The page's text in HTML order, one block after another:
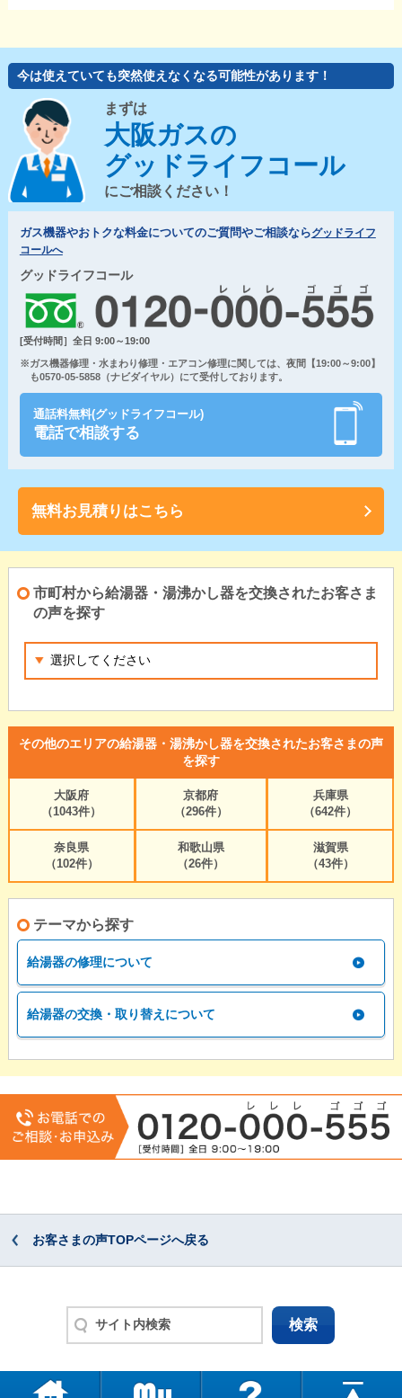
今は使えていても突然使えなくなる可能性があります！
まずは
大阪ガスの
グッドライフコール
にご相談ください！
ガス機器やおトクな料金についてのご質問やご相談ならグッドライフ
コールへ
グッドライフコール
[受付時間］全日 9:00～19:00
※ガス機器修理・水まわり修理・エアコン修理に関しては、夜間【19:00～9:00】
も0570-05-5858（ナビダイヤル）にて受付しております。
通話料無料(グッドライフコール)
電話で相談する
無料お見積りはこちら
市町村から給湯器・湯沸かし器を交換されたお客さま
の声を探す
その他のエリアの給湯器・湯沸かし器を交換されたお客さまの声
を探す
大阪府
（1043件）
京都府
（296件）
兵庫県
（642件）
奈良県
（102件）
和歌山県
（26件）
滋賀県
（43件）
テーマから探す
給湯器の修理について
給湯器の交換・取り替えについて
お客さまの声TOPページへ戻る